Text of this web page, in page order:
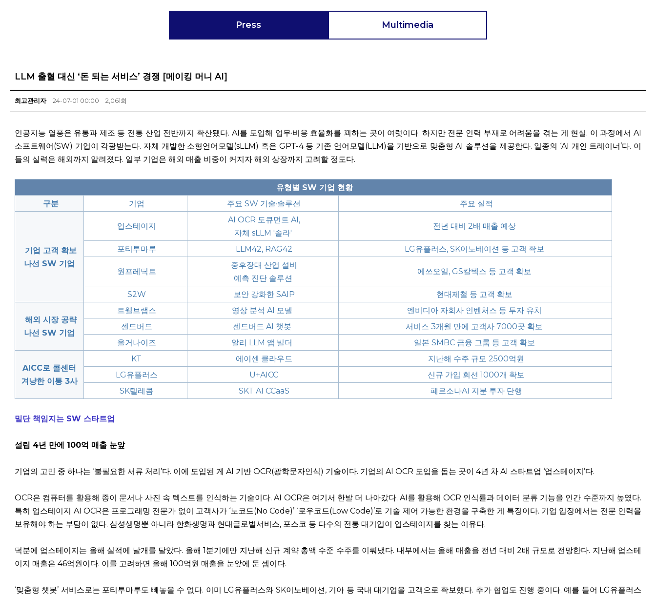
Press Multimedia
LLM 출혈 대신 ‘돈 되는 서비스’ 경쟁 [메이킹 머니 AI]
최고관리자 24-07-01 00:00 2,061회
인공지능 열풍은 유통과 제조 등 전통 산업 전반까지 확산됐다. AI를 도입해 업무·비용 효율화를 꾀하는 곳이 여럿이다. 하지만 전문 인력 부재로 어려움을 겪는 게 현실. 이 과정에서 AI
소프트웨어(SW) 기업이 각광받는다. 자체 개발한 소형언어모델(sLLM) 혹은 GPT-4 등 기존 언어모델(LLM)을 기반으로 맞춤형 AI 솔루션을 제공한다. 일종의 ‘AI 개인 트레이너’다. 이
들의 실력은 해외까지 알려졌다. 일부 기업은 해외 매출 비중이 커지자 해외 상장까지 고려할 정도다.
유형별 SW 기업 현황
구분
기업 주요 SW 기술·솔루션 주요 실적
기업 고객 확보
나선 SW 기업
업스테이지
AI OCR 도큐먼트 AI,
자체 sLLM '솔라'
전년 대비 2배 매출 예상
포티투마루 LLM42, RAG42 LG유플러스, SK이노베이션 등 고객 확보
원프레딕트
중후장대 산업 설비
예측 진단 솔루션
에쓰오일, GS칼텍스 등 고객 확보
S2W 보안 강화한 SAIP 현대제철 등 고객 확보
해외 시장 공략
나선 SW 기업
트웰브랩스 영상 분석 AI 모델
엔비디아 자회사 인벤처스 등 투자 유치
센드버드
센드버드 AI 챗봇
서비스 3개월 만에 고객사 7000곳 확보
올거나이즈
알리 LLM 앱 빌더 일본 SMBC 금융 그룹 등 고객 확보
AICC로 콜센터
겨냥한 이통 3사
KT 에이센 클라우드
지난해 수주 규모 2500억원
LG유플러스
U+AICC
신규 가입 회선 1000개 확보
SK텔레콤
SKT AI CCaaS 페르소나AI 지분 투자 단행
밑단 책임지는 SW 스타트업
설립 4년 만에 100억 매출 눈앞
기업의 고민 중 하나는 ‘불필요한 서류 처리’다. 이에 도입된 게 AI 기반 OCR(광학문자인식) 기술이다. 기업의 AI OCR 도입을 돕는 곳이 4년 차 AI 스타트업 ‘업스테이지’다.
OCR은 컴퓨터를 활용해 종이 문서나 사진 속 텍스트를 인식하는 기술이다. AI OCR은 여기서 한발 더 나아갔다. AI를 활용해 OCR 인식률과 데이터 분류 기능을 인간 수준까지 높였다.
특히 업스테이지 AI OCR은 프로그래밍 전문가 없이 고객사가 ‘노코드(No Code)’ ‘로우코드(Low Code)’로 기술 제어 가능한 환경을 구축한 게 특징이다. 기업 입장에서는 전문 인력을
보유해야 하는 부담이 없다. 삼성생명뿐 아니라 한화생명과 현대글로벌서비스, 포스코 등 다수의 전통 대기업이 업스테이지를 찾는 이유다.
덕분에 업스테이지는 올해 실적에 날개를 달았다. 올해 1분기에만 지난해 신규 계약 총액 수준 수주를 이뤄냈다. 내부에서는 올해 매출을 전년 대비 2배 규모로 전망한다. 지난해 업스테
이지 매출은 46억원이다. 이를 고려하면 올해 100억원 매출을 눈앞에 둔 셈이다.
‘맞춤형 챗봇’ 서비스로는 포티투마루도 빼놓을 수 없다. 이미 LG유플러스와 SK이노베이션, 기아 등 국내 대기업을 고객으로 확보했다. 추가 협업도 진행 중이다. 예를 들어 LG유플러스